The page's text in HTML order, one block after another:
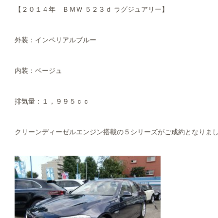
【２０１４年 ＢＭＷ ５２３ｄ ラグジュアリー】
外装：インペリアルブルー
内装：ベージュ
排気量：１，９９５ｃｃ
クリーンディーゼルエンジン搭載の５シリーズがご成約となりま